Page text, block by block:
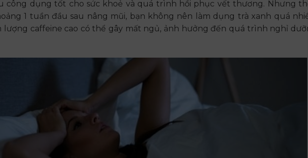
công dụng tốt cho sức khoẻ và quá trình hồi phục vết thương. Nhưng
1 tuần đầu sau nâng mũi, bạn không nên làm dụng trà xanh quá
lượng caffeine cao có thể gây mất ngủ, ảnh hưởng đến quá trình nghỉ